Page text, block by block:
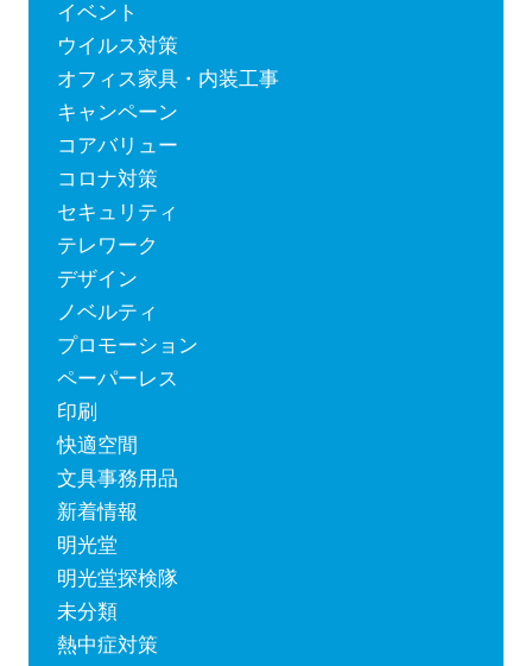
イベント
ウイルス対策
オフィス家具・内装工事
キャンペーン
コアバリュー
コロナ対策
セキュリティ
テレワーク
デザイン
ノベルティ
プロモーション
ペーパーレス
印刷
快適空間
文具事務用品
新着情報
明光堂
明光堂探検隊
未分類
熱中症対策